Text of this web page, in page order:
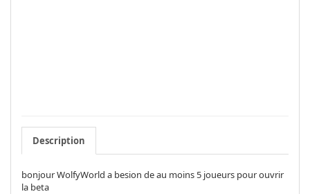
Description
bonjour WolfyWorld a besion de au moins 5 joueurs pour ouvrir
la beta